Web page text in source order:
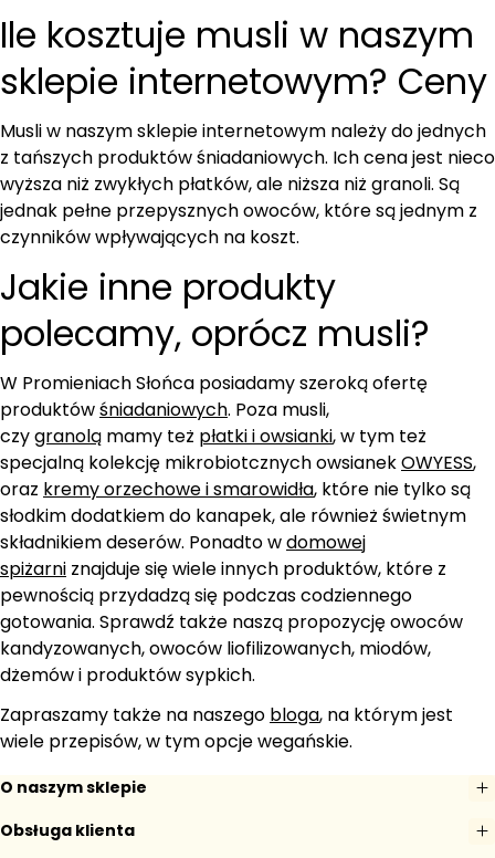
Ile kosztuje musli w naszym
sklepie internetowym? Ceny
Musli w naszym sklepie internetowym należy do jednych
z tańszych produktów śniadaniowych. Ich cena jest nieco
wyższa niż zwykłych płatków, ale niższa niż granoli. Są
jednak pełne przepysznych owoców, które są jednym z
czynników wpływających na koszt.
Jakie inne produkty
polecamy, oprócz musli?
W Promieniach Słońca posiadamy szeroką ofertę
produktówśniadaniowych. Poza musli,
czygranolą mamy też płatki i owsianki, w tym też
specjalną kolekcję mikrobiotcznych owsianekOWYESS,
oraz kremy orzechowe i smarowidła, które nie tylko są
słodkim dodatkiem do kanapek, ale również świetnym
składnikiem deserów. Ponadto wdomowej
spiżarni znajduje się wiele innych produktów, które z
pewnością przydadzą się podczas codziennego
gotowania. Sprawdź także naszą propozycję owoców
kandyzowanych, owoców liofilizowanych, miodów,
dżemów i produktów sypkich.
Zapraszamy także na naszego bloga, na którym jest
wiele przepisów, w tym opcje wegańskie.
O naszym sklepie
Obsługa klienta